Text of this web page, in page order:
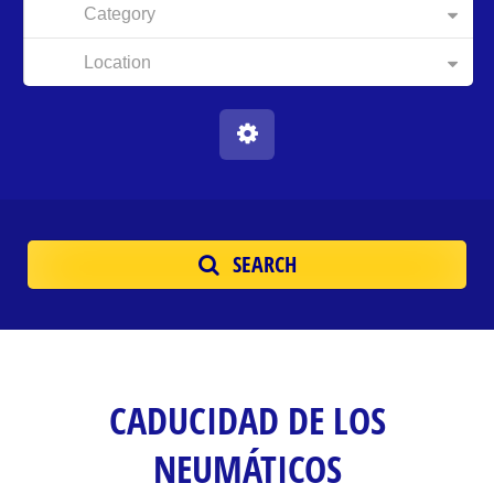
Category
Location
SEARCH
CADUCIDAD DE LOS
NEUMÁTICOS